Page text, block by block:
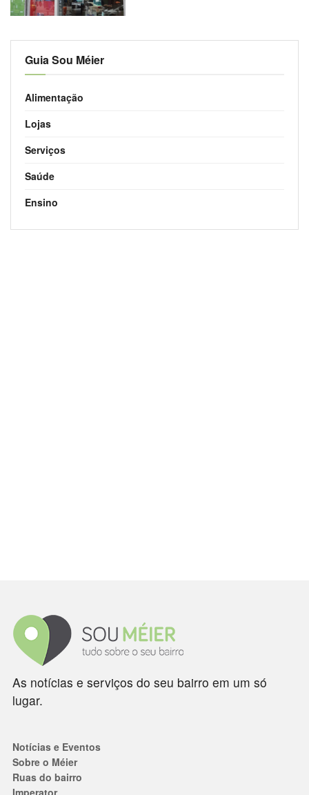
Guia Sou Méier
Alimentação
Lojas
Serviços
Saúde
Ensino
As notícias e serviços do seu bairro em um só
lugar.
Notícias e Eventos
Sobre o Méier
Ruas do bairro